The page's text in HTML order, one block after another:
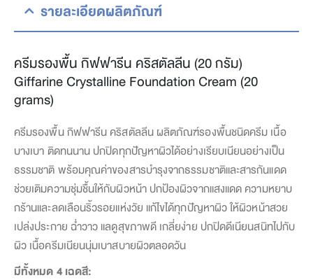
รายละเอียดผลิตภัณฑ์
ครีมรองพื้น กิฟฟารีน คริสตัลลีน (20 กรัม)
Giffarine Crystalline Foundation Cream (20
grams)
ครีมรองพื้น กิฟฟารีน คริสตัลลีน ผลิตภัณฑ์รองพื้นชนิดครีม เนื้อ
บางเบา ติดทนนาน ปกปิดทุกปัญหาผิวได้อย่างเรียบเนียนอย่างเป็น
ธรรมชาติ พร้อมคุณค่าของสารบำรุงจากธรรมชาติและสารกันแดด
ช่วยเติมความชุ่มชื้นให้กับผิวหน้า ปกป้องผิวจากแสงแดด ความหยาบ
กร้านและลดเลือนริ้วรอยแห่งวัย แก้ไขได้ทุกปัญหาผิว ให้ผิวหน้าสวย
เปล่งประกาย ฉ่ำวาว แลดูสุขภาพดี เกลี่ยง่าย ปกปิดดีเนียนสนิทไปกับ
ผิว เนื้อครีมเนียนนุ่มเบาสบายผิวตลอดวัน
มีทั้งหมด 4 เฉดสี: